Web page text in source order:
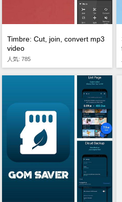
Timbre: Cut, join, convert mp3
video
人気: 785